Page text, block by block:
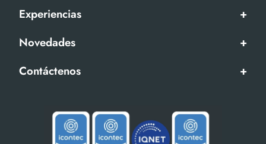
Experiencias
+
Novedades
+
Contáctenos
+